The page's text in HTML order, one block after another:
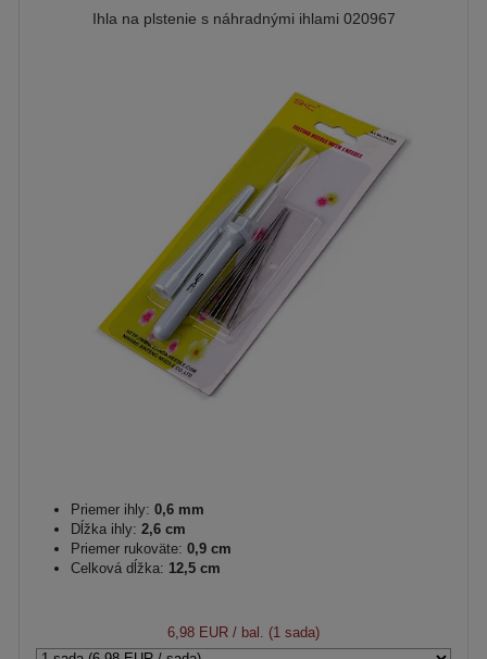
Ihla na plstenie s náhradnými ihlami 020967
Priemer ihly: 0,6 mm
Dĺžka ihly: 2,6 cm
Priemer rukoväte: 0,9 cm
Celková dĺžka: 12,5 cm
6,98 EUR / bal. (1 sada)